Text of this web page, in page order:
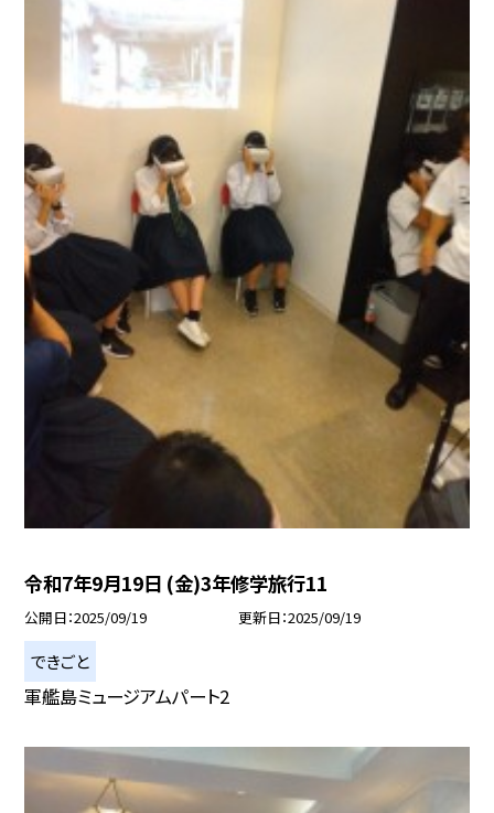
令和7年9月19日 (金)3年修学旅行11
公開日 2025/09/19 更新日 2025/09/19
できごと
軍艦島ミュージアムパート2